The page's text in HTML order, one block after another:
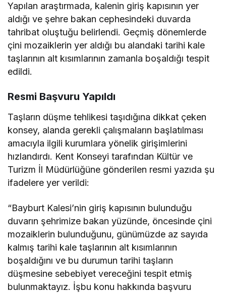
Yapılan araştırmada, kalenin giriş kapısının yer
aldığı ve şehre bakan cephesindeki duvarda
tahribat oluştuğu belirlendi. Geçmiş dönemlerde
çini mozaiklerin yer aldığı bu alandaki tarihi kale
taşlarının alt kısımlarının zamanla boşaldığı tespit
edildi.
Resmi Başvuru Yapıldı
Taşların düşme tehlikesi taşıdığına dikkat çeken
konsey, alanda gerekli çalışmaların başlatılması
amacıyla ilgili kurumlara yönelik girişimlerini
hızlandırdı. Kent Konseyi tarafından Kültür ve
Turizm İl Müdürlüğüne gönderilen resmi yazıda şu
ifadelere yer verildi:
“Bayburt Kalesi’nin giriş kapısının bulunduğu
duvarın şehrimize bakan yüzünde, öncesinde çini
mozaiklerin bulunduğunu, günümüzde az sayıda
kalmış tarihi kale taşlarının alt kısımlarının
boşaldığını ve bu durumun tarihi taşların
düşmesine sebebiyet vereceğini tespit etmiş
bulunmaktayız. İşbu konu hakkında başvuru